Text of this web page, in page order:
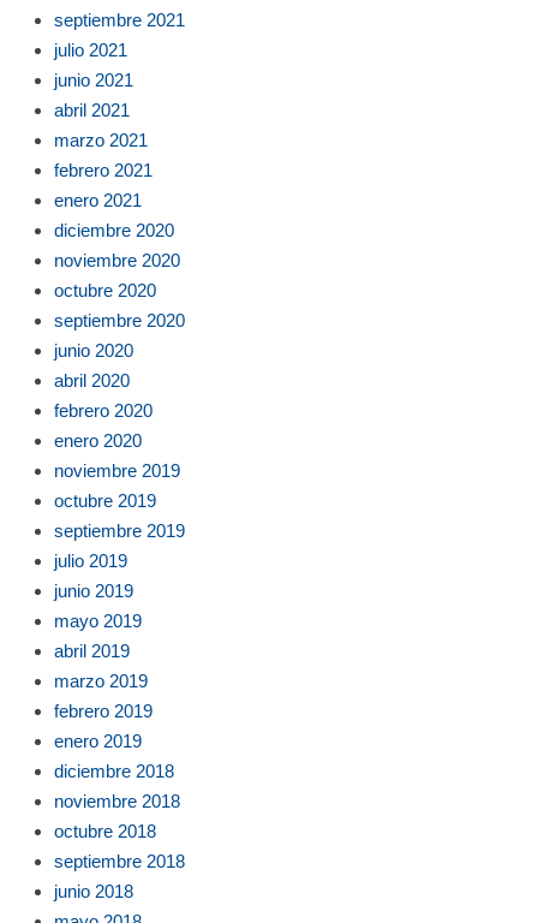
septiembre 2021
julio 2021
junio 2021
abril 2021
marzo 2021
febrero 2021
enero 2021
diciembre 2020
noviembre 2020
octubre 2020
septiembre 2020
junio 2020
abril 2020
febrero 2020
enero 2020
noviembre 2019
octubre 2019
septiembre 2019
julio 2019
junio 2019
mayo 2019
abril 2019
marzo 2019
febrero 2019
enero 2019
diciembre 2018
noviembre 2018
octubre 2018
septiembre 2018
junio 2018